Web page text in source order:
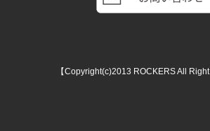
【Copyright(c)2013 ROCKERS All Right